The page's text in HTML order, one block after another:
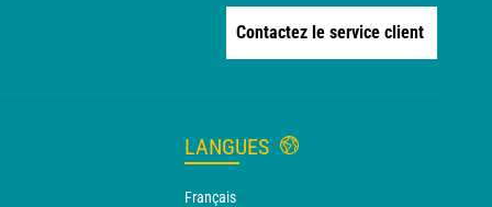
Contactez le service client
LANGUES
Français